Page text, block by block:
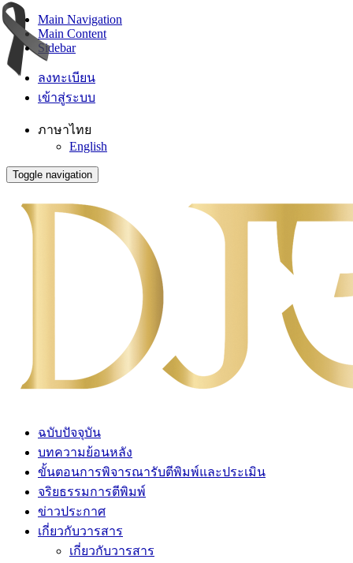
Main Navigation
Main Content
Sidebar
ลงทะเบียน
เข้าสู่ระบบ
ภาษาไทย
English
Toggle navigation
ฉบับปัจจุบัน
บทความย้อนหลัง
ขั้นตอนการพิจารณารับตีพิมพ์และประเมิน
จริยธรรมการตีพิมพ์
ข่าวประกาศ
เกี่ยวกับวารสาร
เกี่ยวกับวารสาร